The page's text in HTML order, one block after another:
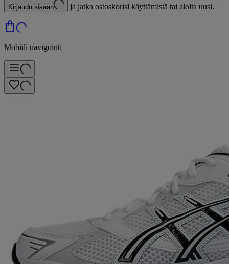
Kirjaudu sisään ja jatka ostoskorisi käyttämistä tai aloita uusi.
Mobiili navigointi